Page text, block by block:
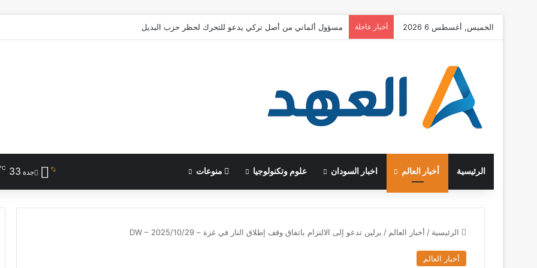
الخميس, أغسطس 6 2026 أخبار عاجلة خطط حكومية وأوجه قصور وانتقادات .. كيف تواجه ألمانيا الحرّ؟
الرئيسية أخبار العالم اخبار السودان علوم وتكنولوجيا منوعات جدة 33
℃
الرئيسية / أخبار العالم / برلين تدعو إلى الالتزام باتفاق وقف إطلاق النار في غزة – DW – 2025/10/29
أخبار العالم